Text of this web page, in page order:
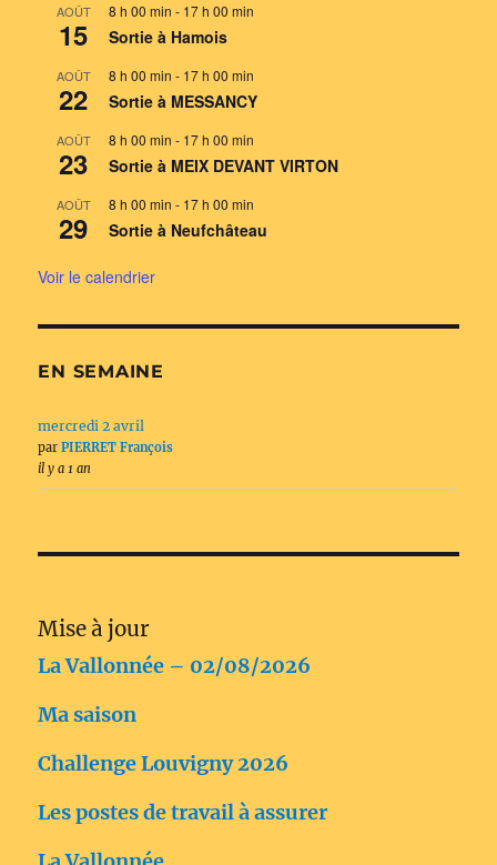
AOÛT
15
8 h 00 min - 17 h 00 min
Sortie à Hamois
AOÛT
22
8 h 00 min - 17 h 00 min
Sortie à MESSANCY
AOÛT
23
8 h 00 min - 17 h 00 min
Sortie à MEIX DEVANT VIRTON
AOÛT
29
8 h 00 min - 17 h 00 min
Sortie à Neufchâteau
Voir le calendrier
EN SEMAINE
mercredi 2 avril
parPIERRET François
il y a 1 an
Mise à jour
La Vallonnée – 02/08/2026
Ma saison
Challenge Louvigny 2026
Les postes de travail à assurer